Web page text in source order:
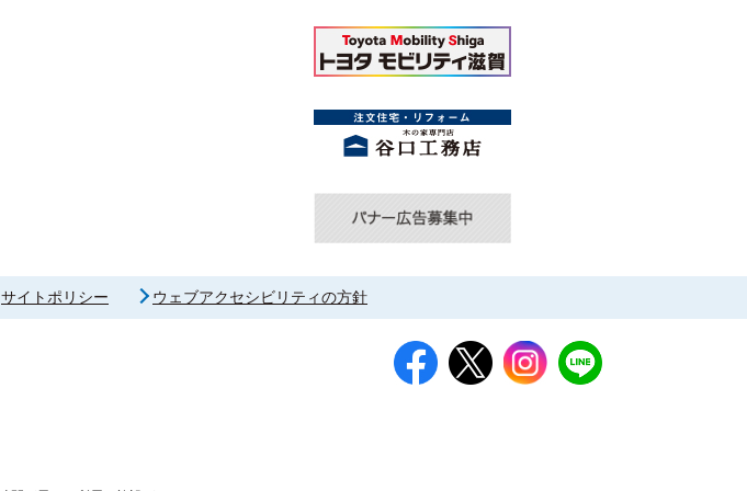
サイトポリシー ウェブアクセシビリティの方針